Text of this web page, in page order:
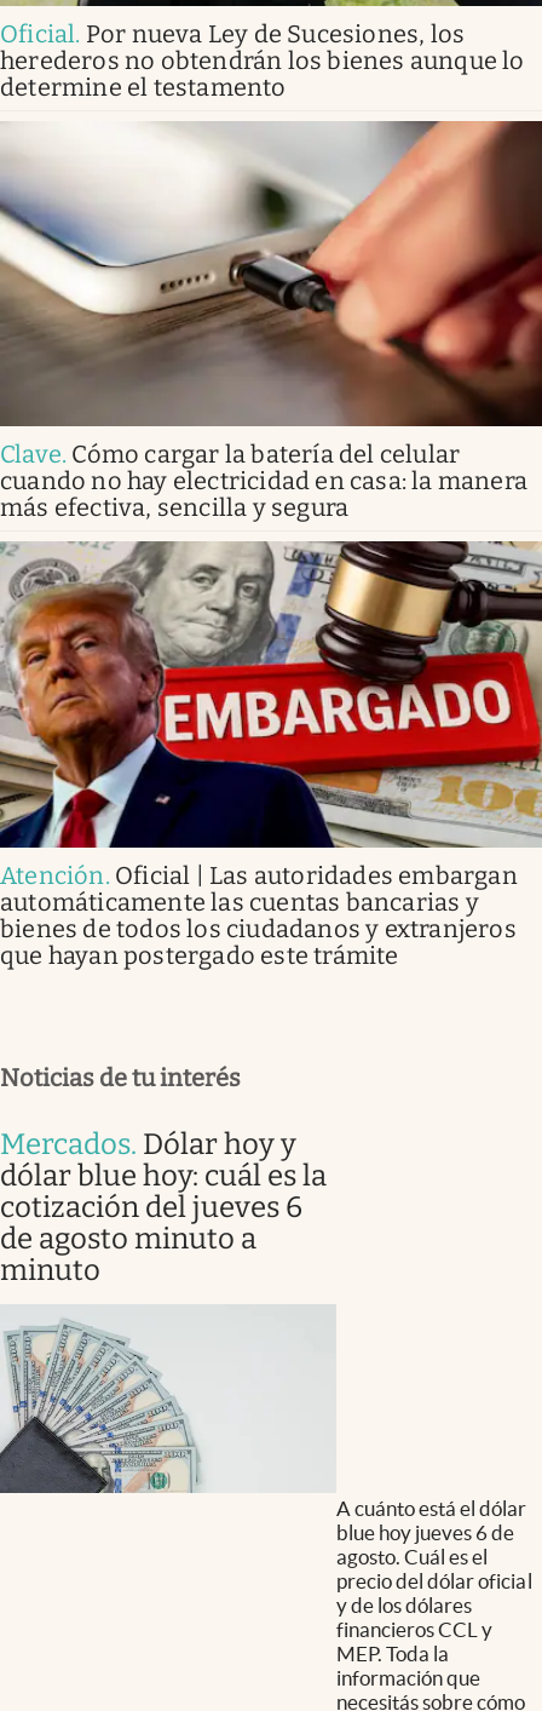
Oficial. Por nueva Ley de Sucesiones, los
herederos no obtendrán los bienes aunque lo
determine el testamento
Clave. Cómo cargar la batería del celular
cuando no hay electricidad en casa: la manera
más efectiva, sencilla y segura
Atención. Oficial | Las autoridades embargan
automáticamente las cuentas bancarias y
bienes de todos los ciudadanos y extranjeros
que hayan postergado este trámite
Noticias de tu interés
Mercados. Dólar hoy y
dólar blue hoy: cuál es la
cotización del jueves 6
de agosto minuto a
minuto
A cuánto está el dólar
blue hoy jueves 6 de
agosto. Cuál es el
precio del dólar oficial
y de los dólares
financieros CCL y
MEP. Toda la
información que
necesitás sobre cómo